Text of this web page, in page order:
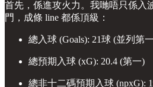
首先，係進攻火力。我哋唔只係入
門，成條 line 都係頂級：
總入球 (Goals): 21球 (並列第
總預期入球 (xG): 20.4 (第一)
總非十二碼預期入球 (npxG):